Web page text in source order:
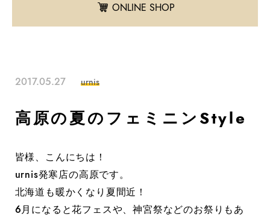
ONLINE SHOP
2017.05.27 urnis
高原の夏のフェミニンStyle
皆様、こんにちは！
urnis発寒店の高原です。
北海道も暖かくなり夏間近！
6月になると花フェスや、神宮祭などのお祭りもあ